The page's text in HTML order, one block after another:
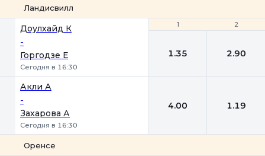
Ландисвилл
1 2
Доулхайд К
-
Горгодзе Е
Сегодня в 16:30
1 2
1.35 2.90
Акли А
-
Захарова А
Сегодня в 16:30
4.00 1.19
Оренсе